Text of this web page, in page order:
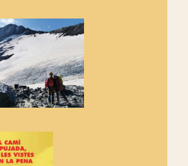
de biblioteca
caminar, alguna
de fer...
signen el
a favor dels Camins
entitat o associació
te al manifest!